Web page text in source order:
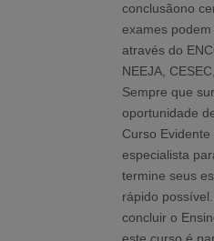
conclusãono
exames
através do
NEEJA,
Sempre que
oportunidade
Curso Evidente
especialista
termine seus
rápido
concluir o